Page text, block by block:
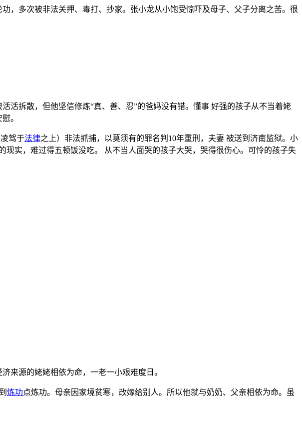
，多次被非法关押、毒打、抄家。张小龙从小饱受惊吓及母子、父子分离之苦。很
活拆散，但他坚信修炼“真、善、忍”的爸妈没有错。懂事 好强的孩子从不当着姥
。
驾于法律之上）非法抓捕，以莫须有的罪名判10年重刑，夫妻 被送到济南监狱。小
实，难过得五顿饭没吃。 从不当人面哭的孩子大哭，哭得很伤心。可怜的孩子失
来源的姥姥相依为命，一老一小艰难度日。
炼功点炼功。母亲因家境贫寒，改嫁给别人。所以他就与奶奶、父亲相依为命。虽